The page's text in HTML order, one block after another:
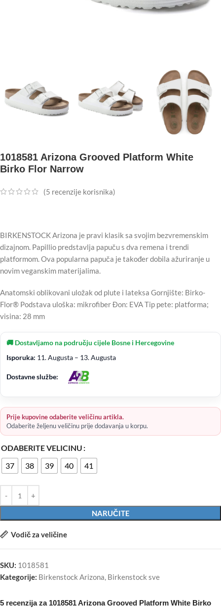
1018581 Arizona Grooved Platform White
Birko Flor Narrow
(5 recenzije korisnika)
BIRKENSTOCK Arizona je pravi klasik sa svojim bezvremenskim
dizajnom. Papillio predstavlja papuču s dva remena i trendi
platformom. Ova popularna papuča je također dobila ažuriranje u
novim veganskim materijalima.
Anatomski oblikovani uložak od plute i lateksa Gornjište: Birko-
Flor® Podstava uloška: mikrofiber Đon: EVA Tip pete: platforma;
visina: 28 mm
🚚 Dostavljamo na području cijele Bosne i Hercegovine
Isporuka: 11. Augusta – 13. Augusta
Dostavne službe:
Prije kupovine odaberite veličinu artikla.
Odaberite željenu veličinu prije dodavanja u korpu.
ODABERITE VELICINU
37
38 39 40 41
NARUČITE
Vodič za veličine
SKU: 1018581
Kategorije: Birkenstock Arizona, Birkenstock sve
5 recenzija za 1018581 Arizona Grooved Platform White Birko